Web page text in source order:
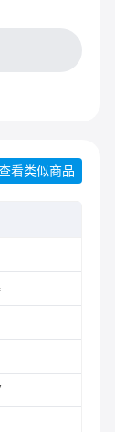
看类似商品